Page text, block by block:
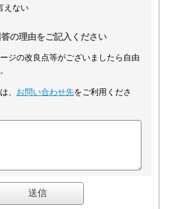
えない
の理由をご記入ください
ジの改良点等がございましたら自由
、 お問い合わせ先をご利用くださ